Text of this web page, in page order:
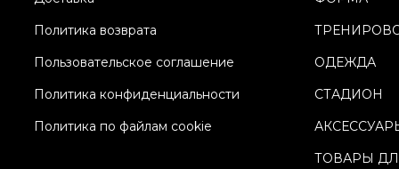
Политика возврата
Пользовательское соглашение
Политика конфиденциальности
Политика по файлам cookie
ОДЕЖДА
СТАДИОН
ТОВАРЫ